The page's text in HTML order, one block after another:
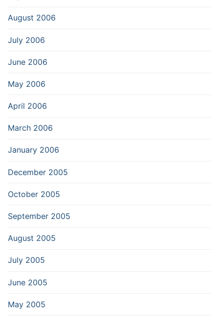
August 2006
July 2006
June 2006
May 2006
April 2006
March 2006
January 2006
December 2005
October 2005
September 2005
August 2005
July 2005
June 2005
May 2005